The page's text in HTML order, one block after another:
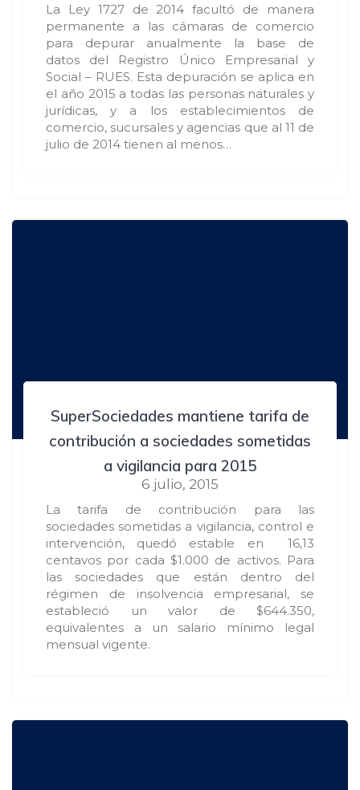
La Ley 1727 de 2014 facultó de manera
permanente a las cámaras de comercio
para depurar anualmente la base de
datos del Registro Único Empresarial y
Social – RUES. Esta depuración se aplica en
el año 2015 a todas las personas naturales y
jurídicas, y a los establecimientos de
comercio, sucursales y agencias que al 11 de
julio de 2014 tienen al menos…
SuperSociedades mantiene tarifa de
contribución a sociedades sometidas
a vigilancia para 2015
6 julio, 2015
La tarifa de contribución para las
sociedades sometidas a vigilancia, control e
intervención, quedó estable en 16,13
centavos por cada $1.000 de activos. Para
las sociedades que están dentro del
régimen de insolvencia empresarial, se
estableció un valor de $644.350,
equivalentes a un salario mínimo legal
mensual vigente.